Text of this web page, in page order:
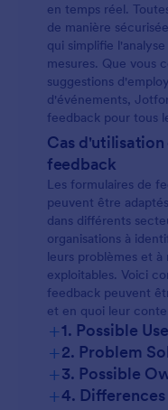
en temps réel.
de manière
qui simplifie
mesures. Que vous
suggestions
d'événements,
feedback pour tous
Cas
feedback
Les formulaires de
peuvent être
dans différents
organisations à
leurs problèmes et
exploitables. Voici
feedback peuvent
et en quoi leur
+1. Possible
+2. Problem
+3. Possible
+4.